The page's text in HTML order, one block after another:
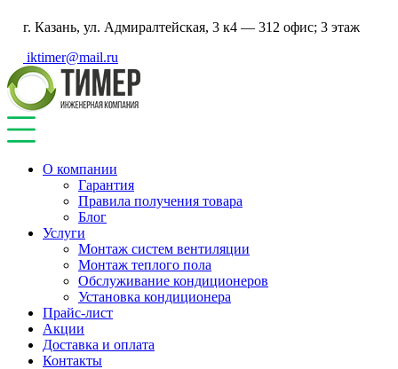
г. Казань, ул. Адмиралтейская, 3 к4 — 312 офис; 3 этаж
iktimer@mail.ru
О компании
Гарантия
Правила получения товара
Блог
Услуги
Монтаж систем вентиляции
Монтаж теплого пола
Обслуживание кондиционеров
Установка кондиционера
Прайс-лист
Акции
Доставка и оплата
Контакты